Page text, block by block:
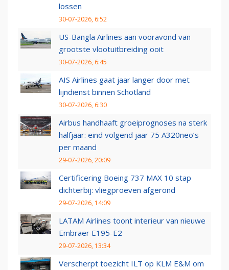
lossen
30-07-2026, 6:52
US-Bangla Airlines aan vooravond van
grootste vlootuitbreiding ooit
30-07-2026, 6:45
AIS Airlines gaat jaar langer door met
lijndienst binnen Schotland
30-07-2026, 6:30
Airbus handhaaft groeiprognoses na sterk
halfjaar: eind volgend jaar 75 A320neo’s
per maand
29-07-2026, 20:09
Certificering Boeing 737 MAX 10 stap
dichterbij: vliegproeven afgerond
29-07-2026, 14:09
LATAM Airlines toont interieur van nieuwe
Embraer E195-E2
29-07-2026, 13:34
Verscherpt toezicht ILT op KLM E&M om